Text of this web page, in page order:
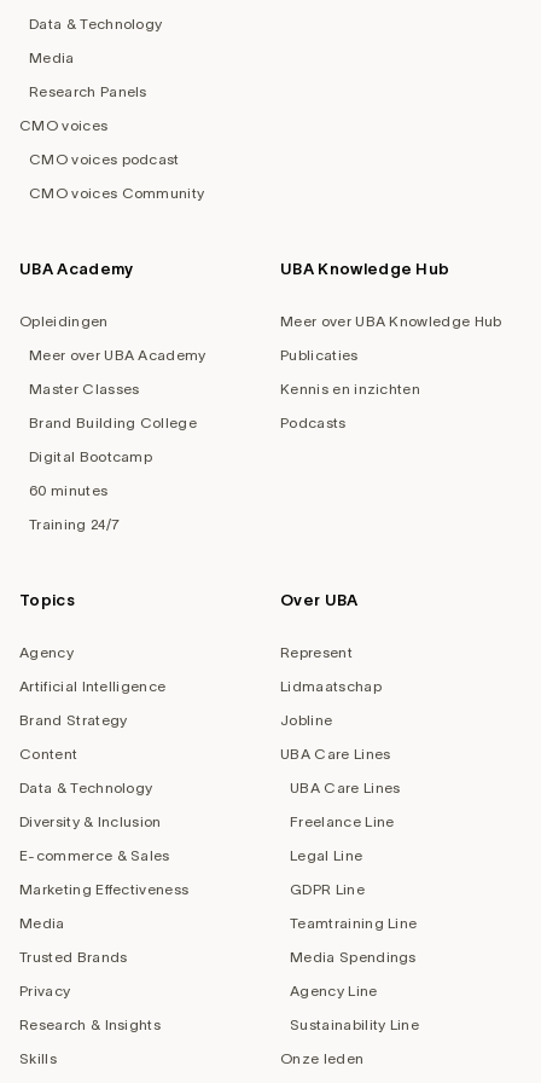
Data & Technology
Media
Research Panels
CMO voices
CMO voices podcast
CMO voices Community
UBA Academy
Opleidingen
Meer over UBA Academy
Master Classes
Brand Building College
Digital Bootcamp
60 minutes
Training 24/7
UBA Knowledge Hub
Meer over UBA Knowledge Hub
Publicaties
Kennis en inzichten
Podcasts
Topics
Agency
Artificial Intelligence
Brand Strategy
Content
Data & Technology
Diversity & Inclusion
E-commerce & Sales
Marketing Effectiveness
Media
Trusted Brands
Privacy
Research & Insights
Skills
Over UBA
Represent
Lidmaatschap
Jobline
UBA Care Lines
UBA Care Lines
Freelance Line
Legal Line
GDPR Line
Teamtraining Line
Media Spendings
Agency Line
Sustainability Line
Onze leden